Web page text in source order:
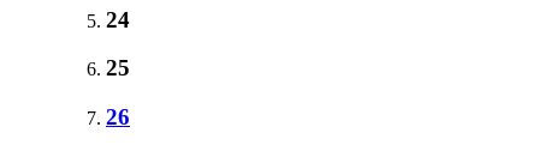
24
25
26